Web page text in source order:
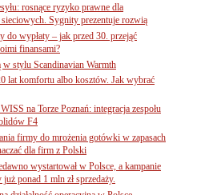
rosnące ryzyko prawne dla
Sygnity prezentuje rozwią
do wypłaty – jak przed 30. przejąć
finansami?
w stylu Scandinavian Warmth
lat komfortu albo kosztów. Jak wybrać
na Torze Poznań: integracja zespołu
F4
firmy do mrożenia gotówki w zapasach
dla firm z Polski
wystartował w Polsce, a kampanie
ponad 1 mln zł sprzedaży.